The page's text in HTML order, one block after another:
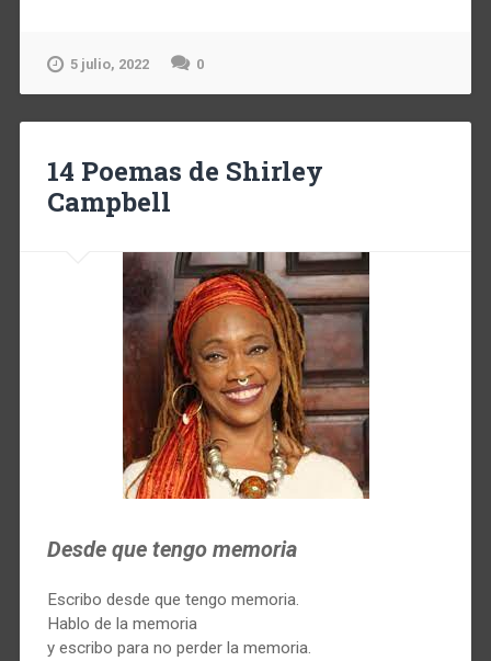
5 julio, 2022 0
14 Poemas de Shirley
Campbell
Desde que tengo memoria
Escribo desde que tengo memoria.
Hablo de la memoria
y escribo para no perder la memoria.